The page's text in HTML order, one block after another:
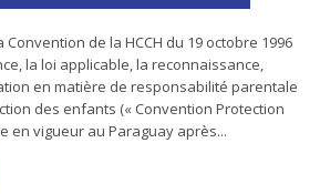
Convention de la HCCH du 19 octobre 1996
la loi applicable, la reconnaissance,
en matière de responsabilité parentale
des enfants (« Convention Protection
en vigueur au Paraguay après...